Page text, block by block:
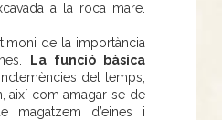
a la roca mare.
de la importància
La funció bàsica
del temps,
així com amagar-se de
magatzem d’eines i